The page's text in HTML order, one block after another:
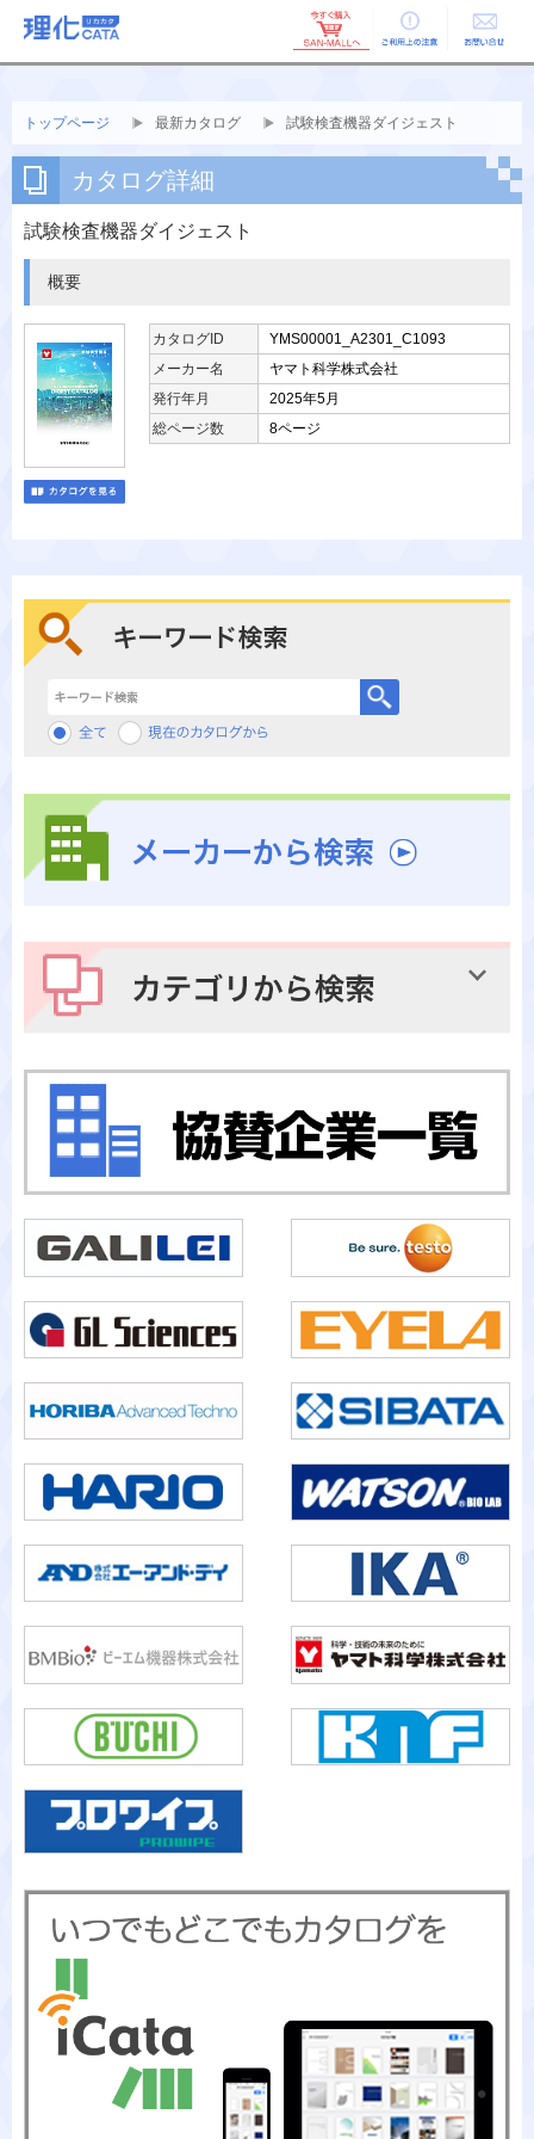
ご利用上の お問い合せ
トップページ 最新カタログ 試験検査機器ダイジェスト
カタログ詳細
試験検査機器ダイジェスト
概要
カタログID
YMS00001_A2301_C1093
メーカー名
ヤマト科学株式会社
発行年月
2025年5月
総ページ数
8ページ
キーワード検索